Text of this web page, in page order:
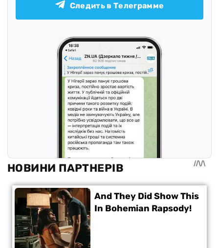
Следить в Телеграмме